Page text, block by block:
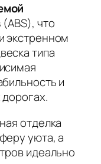
(ABS), что
экстренном
типа
и
отделка
уюта, а
идеально